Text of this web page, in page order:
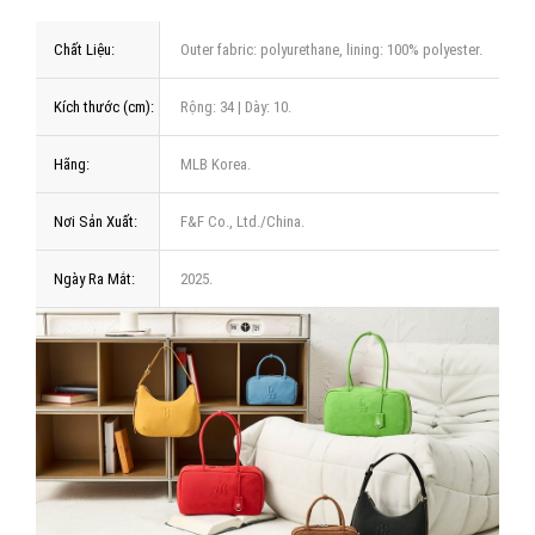
Chất Liệu: Outer fabric: polyurethane, lining: 100% polyester.
Kích thước (cm): Rộng: 34 | Dày: 10.
Hãng: MLB Korea.
Nơi Sản Xuất: F&F Co., Ltd./China.
Ngày Ra Mắt: 2025.